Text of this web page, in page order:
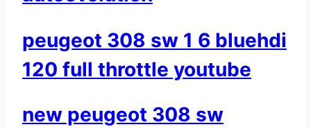
peugeot 308 sw 1 6 bluehdi
120 full throttle youtube
new peugeot 308 sw